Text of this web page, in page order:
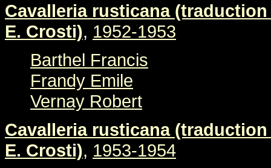
Cavalleria rusticana
E. Crosti), 1952-1953
Barthel Francis
Frandy Emile
Vernay Robert
Cavalleria rusticana
E. Crosti), 1953-1954